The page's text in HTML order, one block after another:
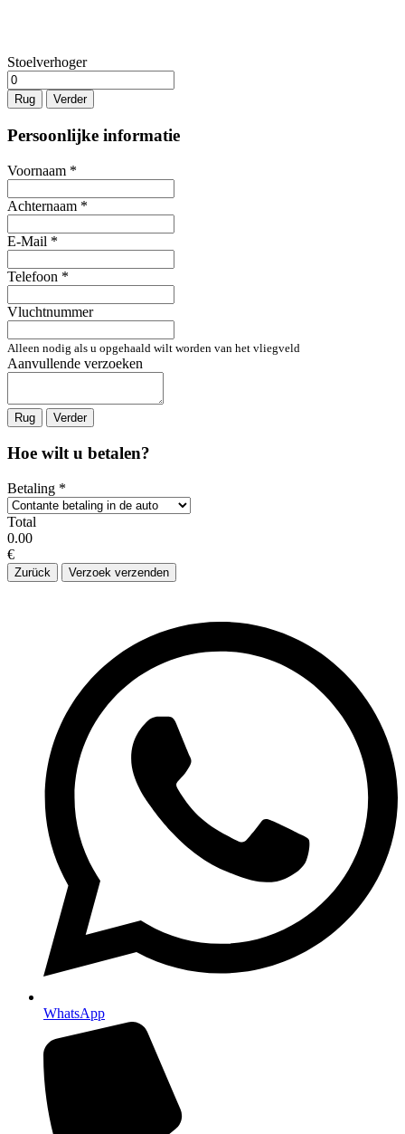
Stoelverhoger
Rug Verder
Persoonlijke informatie
Voornaam *
Achternaam *
E-Mail *
Telefoon *
Vluchtnummer
Alleen nodig als u opgehaald wilt worden van het vliegveld
Aanvullende verzoeken
Rug Verder
Hoe wilt u betalen?
Betaling *
Total
0.00
€
Zurück Verzoek verzenden
WhatsApp